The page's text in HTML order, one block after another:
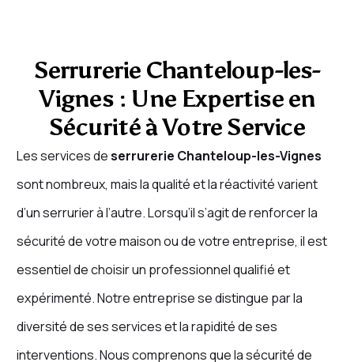
Serrurerie Chanteloup-les-
Vignes : Une Expertise en
Sécurité à Votre Service
Les services deserrurerie Chanteloup-les-Vignes
sont nombreux, mais la qualité et la réactivité varient
d’un serrurier à l’autre. Lorsqu’il s’agit de renforcer la
sécurité de votre maison ou de votre entreprise, il est
essentiel de choisir un professionnel qualifié et
expérimenté. Notre entreprise se distingue par la
diversité de ses services et la rapidité de ses
interventions. Nous comprenons que la sécurité de